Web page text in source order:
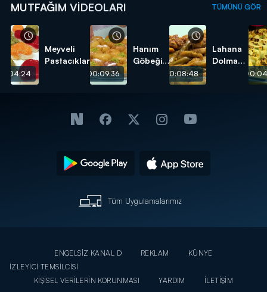
MUTFAĞIM VIDEOLARI TÜMÜNÜ GÖR
Meyveli
Pastacıklar
00:09:36
Hanım
Göbeği
00:08:48
Lahana
Dolması
Tüm Uygulamalarımız
ENGELSİZ KANAL D REKLAM
KÜNYE
İZLEYİCİ TEMSİLCİSİ
KİŞİSEL VERİLERİN KORUNMASI
YARDIM İLETİŞİM